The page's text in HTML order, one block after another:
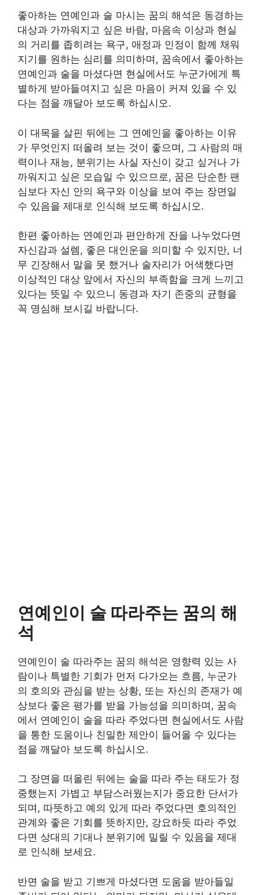
좋아하는 연예인과 술 마시는 꿈의 해석은 동경하는
대상과 가까워지고 싶은 바람, 마음속 이상과 현실
의 거리를 좁히려는 욕구, 애정과 인정이 함께 채워
지기를 원하는 심리를 의미하며, 꿈속에서 좋아하는
연예인과 술을 마셨다면 현실에서도 누군가에게 특
별하게 받아들여지고 싶은 마음이 커져 있을 수 있
다는 점을 깨달아 보도록 하십시오.
이 대목을 살핀 뒤에는 그 연예인을 좋아하는 이유
가 무엇인지 떠올려 보는 것이 좋으며, 그 사람의 매
력이나 재능, 분위기는 사실 자신이 갖고 싶거나 가
까워지고 싶은 모습일 수 있으므로, 꿈은 단순한 팬
심보다 자신 안의 욕구와 이상을 보여 주는 장면일
수 있음을 제대로 인식해 보도록 하십시오.
한편 좋아하는 연예인과 편안하게 잔을 나누었다면
자신감과 설렘, 좋은 대인운을 의미할 수 있지만, 너
무 긴장해서 말을 못 했거나 술자리가 어색했다면
이상적인 대상 앞에서 자신의 부족함을 크게 느끼고
있다는 뜻일 수 있으니 동경과 자기 존중의 균형을
꼭 명심해 보시길 바랍니다.
연예인이 술 따라주는 꿈의 해
석
연예인이 술 따라주는 꿈의 해석은 영향력 있는 사
람이나 특별한 기회가 먼저 다가오는 흐름, 누군가
의 호의와 관심을 받는 상황, 또는 자신의 존재가 예
상보다 좋은 평가를 받을 가능성을 의미하며, 꿈속
에서 연예인이 술을 따라 주었다면 현실에서도 사람
을 통한 도움이나 친밀한 제안이 들어올 수 있다는
점을 깨달아 보도록 하십시오.
그 장면을 떠올린 뒤에는 술을 따라 주는 태도가 정
중했는지 가볍고 부담스러웠는지가 중요한 단서가
되며, 따뜻하고 예의 있게 따라 주었다면 호의적인
관계와 좋은 기회를 뜻하지만, 강요하듯 따라 주었
다면 상대의 기대나 분위기에 밀릴 수 있음을 제대
로 인식해 보세요.
반면 술을 받고 기쁘게 마셨다면 도움을 받아들일